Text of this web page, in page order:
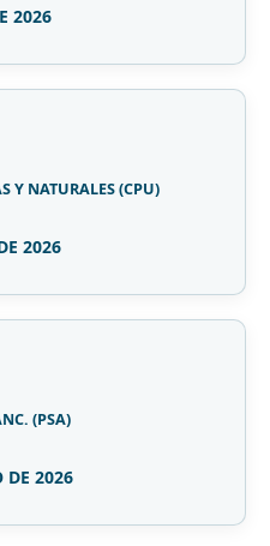
2026
Y NATURALES (CPU)
2026
(PSA)
DE 2026